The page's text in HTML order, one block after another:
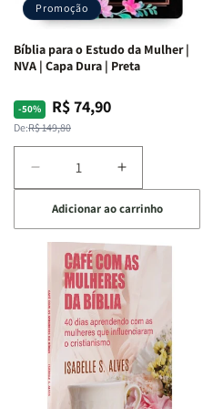
Promoção
Bíblia para o Estudo da Mulher |
NVA | Capa Dura | Preta
-50%
Preço
normal
De:R$ 149,80
Preço
promocional
R$ 74,90
Diminuir
a
quantidade
de
Bíblia
para
Estudo
da
Mulher
NVA
Aumentar
a
quantidade
de
Bíblia
para
o
Estudo
da
Mulher
|
NVA
|
Adicionar ao carrinho